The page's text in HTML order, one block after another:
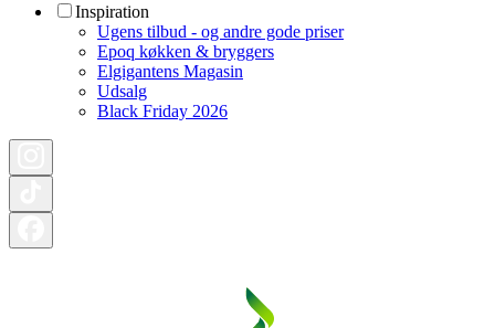
Inspiration
Ugens tilbud - og andre gode priser
Epoq køkken & bryggers
Elgigantens Magasin
Udsalg
Black Friday 2026